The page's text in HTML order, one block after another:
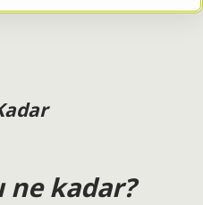
ne kadar?